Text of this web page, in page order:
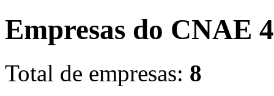
Empresas do CNAE
Total de empresas: 8